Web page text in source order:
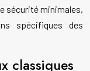
sécurité minimales,
spécifiques des
classiques